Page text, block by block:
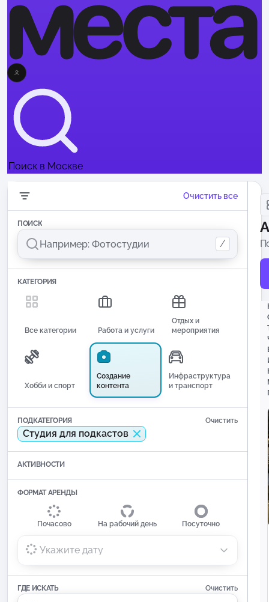
Поиск в Москве
Очистить все
ПОИСК
/
КАТЕГОРИЯ
Все категории Работа и услуги
Отдых и
мероприятия
Хобби и спорт
Создание
контента
Инфраструктура
и транспорт
ПОДКАТЕГОРИЯ Очистить
Студия для подкастов
АКТИВНОСТИ
ФОРМАТ АРЕНДЫ
Почасово На рабочий день Посуточно
Укажите дату
ГДЕ ИСКАТЬ Очистить